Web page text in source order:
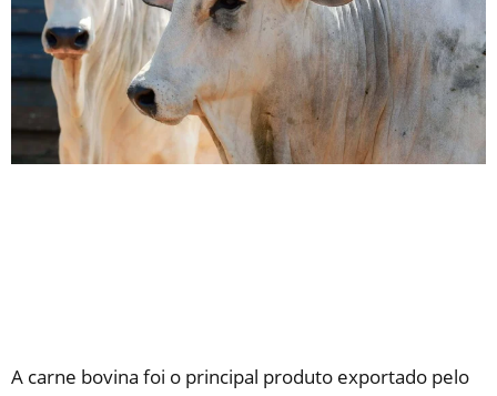
A carne bovina foi o principal produto exportado pelo